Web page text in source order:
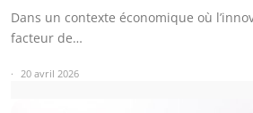
Dans un contexte économique où
facteur de…
20 avril 2026